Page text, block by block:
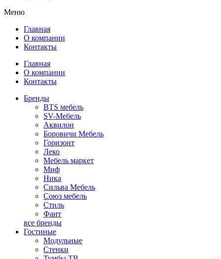
Меню
Главная
О компании
Контакты
Главная
О компании
Контакты
Бренды
BTS мебель
SV-Мебель
Аквилон
Боровичи Мебель
Горизонт
Леко
Мебель маркет
Миф
Ника
Сильва Мебель
Союз мебель
Стиль
Фант
все бренды
Гостиные
Модульные
Стенки